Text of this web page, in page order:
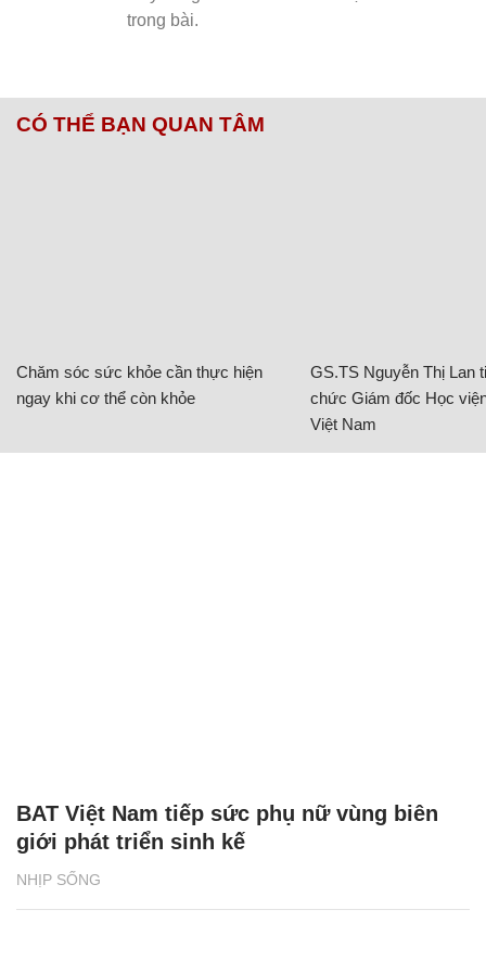
CÓ THỂ BẠN QUAN TÂM
Chăm sóc sức khỏe cần thực hiện
ngay khi cơ thể còn khỏe
GS.TS Nguyễn Thị Lan
chức Giám đốc Học
NHỊP SỐNG
BAT Việt Nam tiếp sức phụ nữ vùng biên
giới phát triển sinh kế